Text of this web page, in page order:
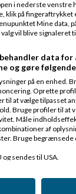
eller
Martin
bundet på
i EU?
i nederste venstre
klik på fingeraftrykket
Mine data,
vil blive signaleret
data for
og gøre
på en enhed.
Oprette
til at vælge tilpasset
Bruge profiler til at
Måle
af
Bruge begrænsede
sendes til USA.
leverandører)